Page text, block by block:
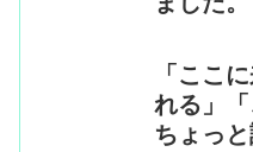
「ここ
れる」
ちょっと